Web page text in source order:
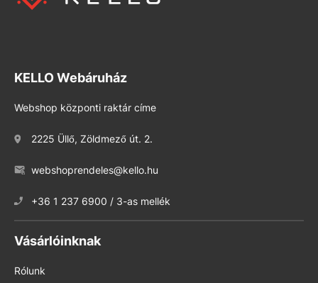
KELLO Webáruház
Webshop központi raktár címe
2225 Üllő, Zöldmező út. 2.
webshoprendeles@kello.hu
+36 1 237 6900 / 3-as mellék
Vásárlóinknak
Rólunk